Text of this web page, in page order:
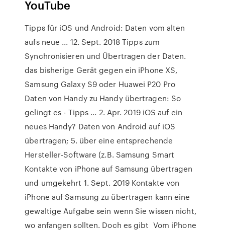
YouTube
Tipps für iOS und Android: Daten vom alten
aufs neue ... 12. Sept. 2018 Tipps zum
Synchronisieren und Übertragen der Daten.
das bisherige Gerät gegen ein iPhone XS,
Samsung Galaxy S9 oder Huawei P20 Pro
Daten von Handy zu Handy übertragen: So
gelingt es - Tipps ... 2. Apr. 2019 iOS auf ein
neues Handy? Daten von Android auf iOS
übertragen; 5. über eine entsprechende
Hersteller-Software (z.B. Samsung Smart
Kontakte von iPhone auf Samsung übertragen
und umgekehrt 1. Sept. 2019 Kontakte von
iPhone auf Samsung zu übertragen kann eine
gewaltige Aufgabe sein wenn Sie wissen nicht,
wo anfangen sollten. Doch es gibt Vom iPhone